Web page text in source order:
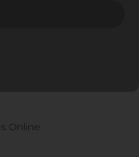
Online